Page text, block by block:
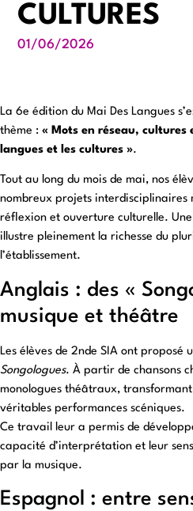
CULTURES
01/06/2026
La 6e édition du Mai Des Langues
thème : « Mots en réseau, cultures
langues et les cultures ».
Tout au long du mois de mai, nos
nombreux projets interdisciplinaires
réflexion et ouverture culturelle.
illustre pleinement la richesse du
l’établissement.
Anglais : des «
musique et théâtre
Les élèves de 2nde SIA ont
Songologues. À partir de chansons
monologues théâtraux, transformant
véritables performances scéniques.
Ce travail leur a permis de
capacité d’interprétation et leur
par la musique.
Espagnol : entre